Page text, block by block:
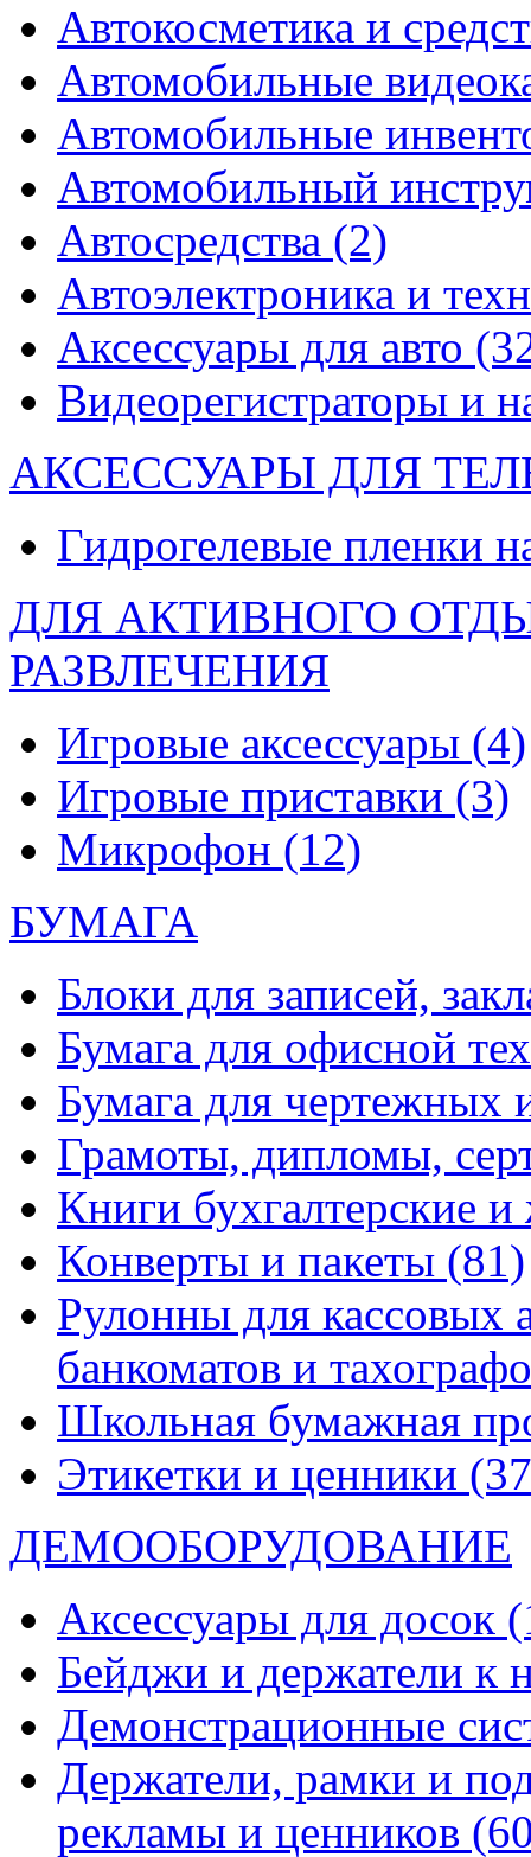
Автокосметика и
Автомобильные
Автомобильные
Автомобильный
Автосредства (2)
Автоэлектроника и
Аксессуары для авто
Видеорегистраторы и
АКСЕССУАРЫ ДЛЯ
Гидрогелевые пленки
ДЛЯ АКТИВНОГО
РАЗВЛЕЧЕНИЯ
Игровые аксессуары (4)
Игровые приставки (3)
Микрофон (12)
БУМАГА
Блоки для записей,
Бумага для офисной
Бумага для чертежных
Грамоты, дипломы,
Книги бухгалтерские
Конверты и пакеты (81)
Рулонны для кассовых
банкоматов и
Школьная бумажная
Этикетки и ценники
ДЕМООБОРУДОВАНИЕ
Аксессуары для досок
Бейджи и держатели к
Демонстрационные
Держатели, рамки и
рекламы и ценников